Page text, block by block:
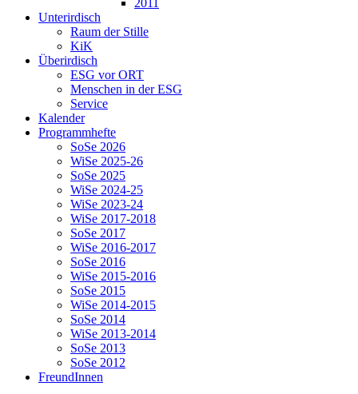
Unterirdisch
Raum der Stille
KiK
Überirdisch
ESG vor ORT
Menschen in der ESG
Service
Kalender
Programmhefte
SoSe 2026
WiSe 2025-26
SoSe 2025
WiSe 2024-25
WiSe 2023-24
WiSe 2017-2018
SoSe 2017
WiSe 2016-2017
SoSe 2016
WiSe 2015-2016
SoSe 2015
WiSe 2014-2015
SoSe 2014
WiSe 2013-2014
SoSe 2013
SoSe 2012
FreundInnen